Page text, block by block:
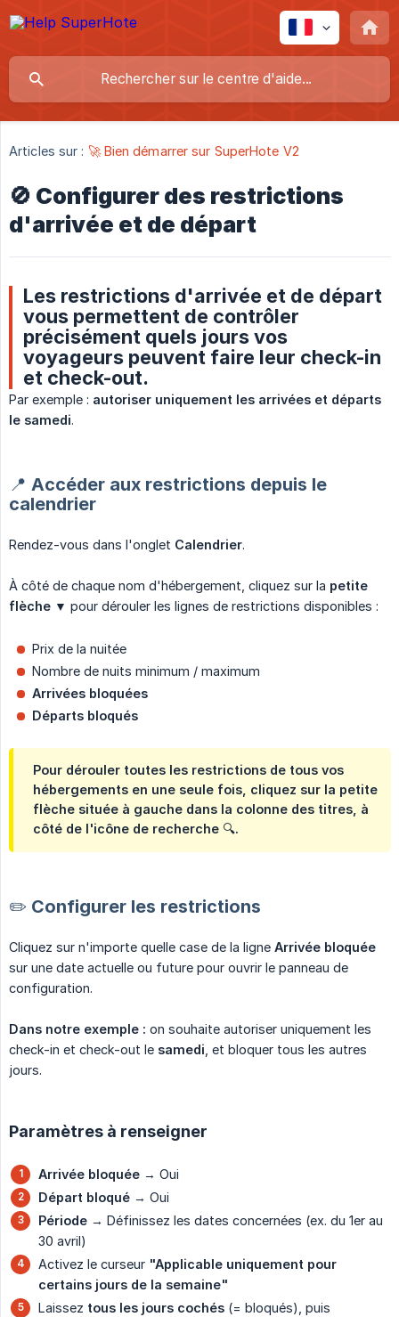
Articles sur : 🚀 Bien démarrer sur SuperHote V2
🚫 Configurer des restrictions
d'arrivée et de départ
Les restrictions d'arrivée et de départ
vous permettent de contrôler
précisément quels jours vos
voyageurs peuvent faire leur check-in
et check-out.
Par exemple : autoriser uniquement les arrivées et départs
le samedi.
📍 Accéder aux restrictions depuis le
calendrier
Rendez-vous dans l'onglet Calendrier.
À côté de chaque nom d'hébergement, cliquez sur la petite
flèche ▼ pour dérouler les lignes de restrictions disponibles :
Prix de la nuitée
Nombre de nuits minimum / maximum
Arrivées bloquées
Départs bloqués
Pour dérouler toutes les restrictions de tous vos
hébergements en une seule fois, cliquez sur la petite
flèche située à gauche dans la colonne des titres, à
côté de l'icône de recherche 🔍.
✏️ Configurer les restrictions
Cliquez sur n'importe quelle case de la ligne Arrivée bloquée
sur une date actuelle ou future pour ouvrir le panneau de
configuration.
Dans notre exemple : on souhaite autoriser uniquement les
check-in et check-out le samedi , et bloquer tous les autres
jours.
Paramètres à renseigner
Arrivée bloquée → Oui
Départ bloqué → Oui
Période → Définissez les dates concernées (ex. du 1er au
30 avril)
Activez le curseur "Applicable uniquement pour
certains jours de la semaine"
Laissez tous les jours cochés (= bloqués), puis